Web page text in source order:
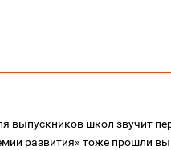
выпускников школ звучит
развития» тоже прошли